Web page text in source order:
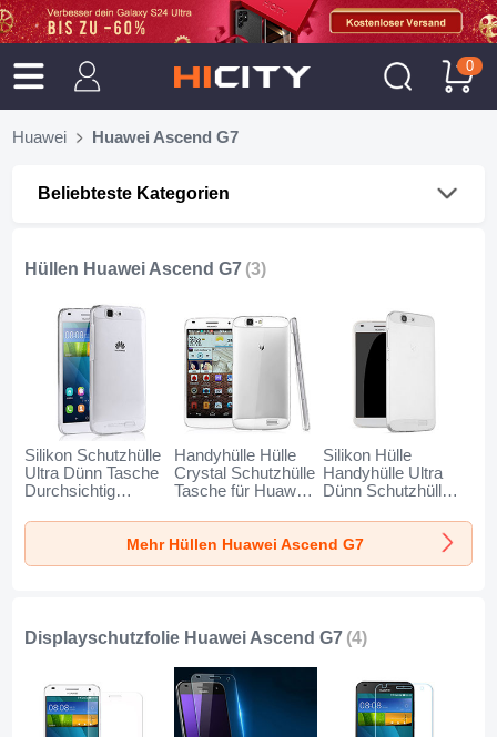
0
Huawei Huawei Ascend G7
Beliebteste Kategorien
Hüllen Huawei Ascend G7 (3)
Silikon Schutzhülle
Ultra Dünn Tasche
Durchsichtig
Huawei Ascend G7
Handyhülle Hülle
Crystal Schutzhülle
Tasche für Huawei
Silikon Hülle
Handyhülle Ultra
Dünn Schutzhülle
Transparent für
Huawei Ascend G7
Weiß
Mehr Hüllen Huawei Ascend G7
Displayschutzfolie Huawei Ascend G7 (4)